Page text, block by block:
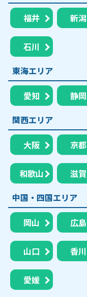
福井 新潟
石川
東海エリア
愛知 静岡
関西エリア
大阪 京都
和歌山
滋賀
中国・四国エリア
岡山 広島
山口 香川
愛媛